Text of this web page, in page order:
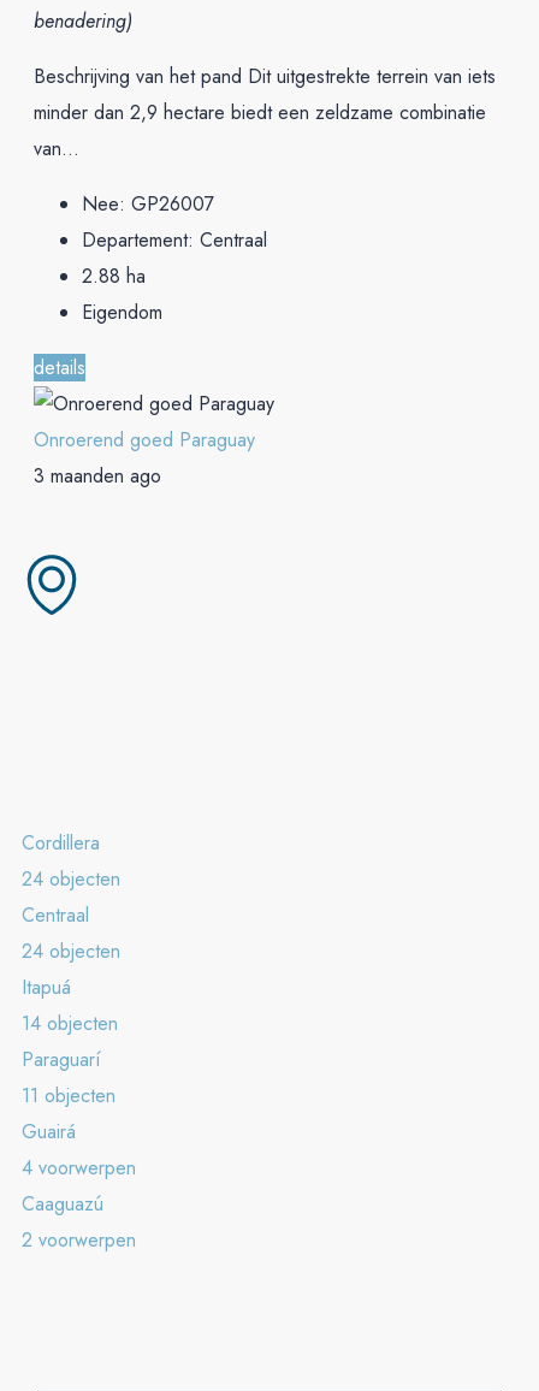
benadering)
Beschrijving van het pand Dit uitgestrekte terrein van iets
minder dan 2,9 hectare biedt een zeldzame combinatie
van...
Nee: GP26007
Departement: Centraal
2.88 ha
Eigendom
details
Onroerend goed Paraguay
3 maanden ago
Cordillera
24 objecten
Centraal
24 objecten
Itapuá
14 objecten
Paraguarí
11 objecten
Guairá
4 voorwerpen
Caaguazú
2 voorwerpen